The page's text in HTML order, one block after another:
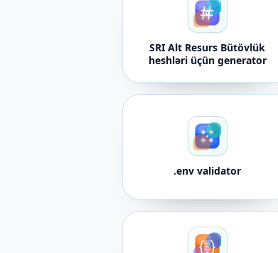
SRI Alt Resurs Bütövlük
heshləri üçün generator
.env validator